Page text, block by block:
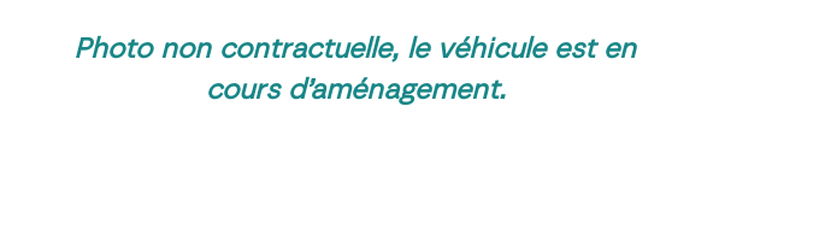
Photo non contractuelle, le véhicule est en
cours d’aménagement.